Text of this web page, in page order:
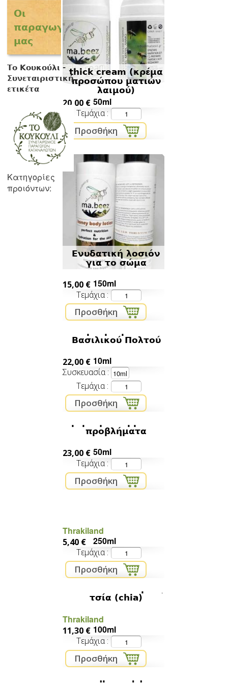
Οι
παραγωγοί
μας
Tο Κουκούλι -
Συνεταιριστική
ετικέτα
Κατηγορίες
προιόντων:
thick cream (κρέμα
προσώπου ματιών
λαιμού)
20,00 € 50ml
Τεμάχια
Ενυδατική λοσιόν
για το σώμα
15,00 € 150ml
Τεμάχια
Βασιλικού Πολτού
22,00 € 10ml
Συσκευασία
Τεμάχια
προβλήματα
23,00 € 50ml
Τεμάχια
Thrakiland
5,40 € 250ml
Τεμάχια
τσία (chia)
Thrakiland
11,30 € 100ml
Τεμάχια